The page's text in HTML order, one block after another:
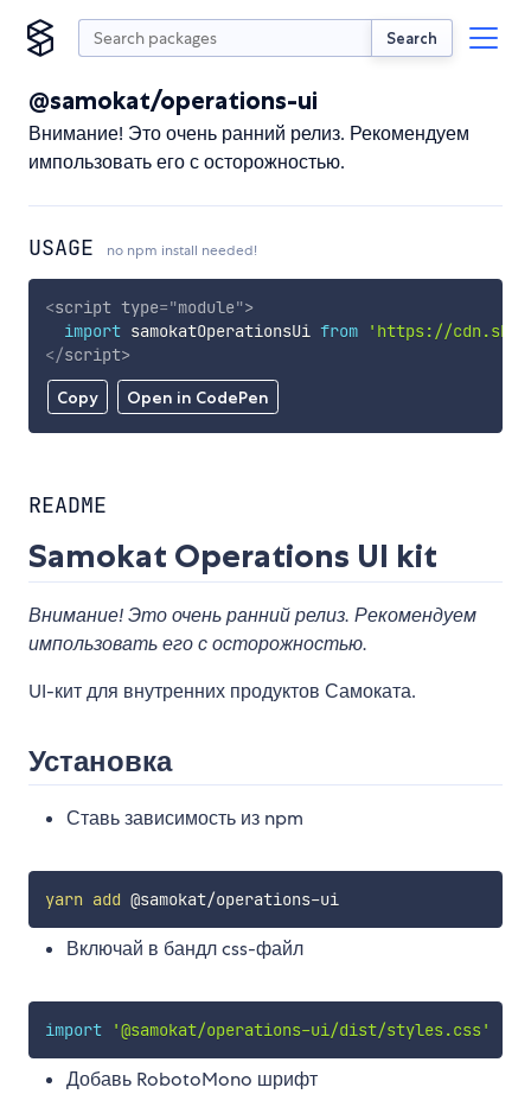
Search
@samokat/operations-ui
Внимание! Это очень ранний релиз. Рекомендуем
импользовать его с осторожностью.
USAGE no npm install needed!
Copy Open in CodePen
<script type="module">
import samokatOperationsUi from
'https://
</script>
README
Samokat Operations UI kit
Внимание! Это очень ранний релиз. Рекомендуем
импользовать его с осторожностью.
UI-кит для внутренних продуктов Самоката.
Установка
Ставь зависимость из npm
yarn add @samokat/operations-ui
Включай в бандл css-файл
import '@samokat/operations-ui/dist/styles.css'
Добавь RobotoMono шрифт